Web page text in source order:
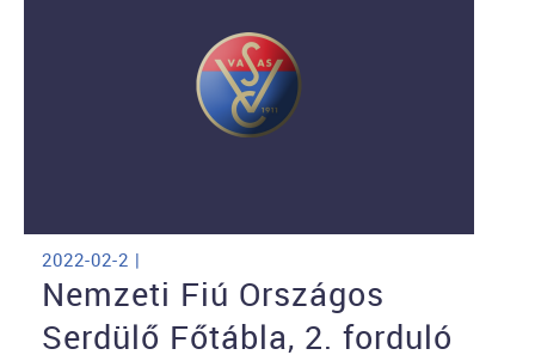
2022-02-2 |
Nemzeti Fiú Országos
Serdülő Főtábla, 2. forduló